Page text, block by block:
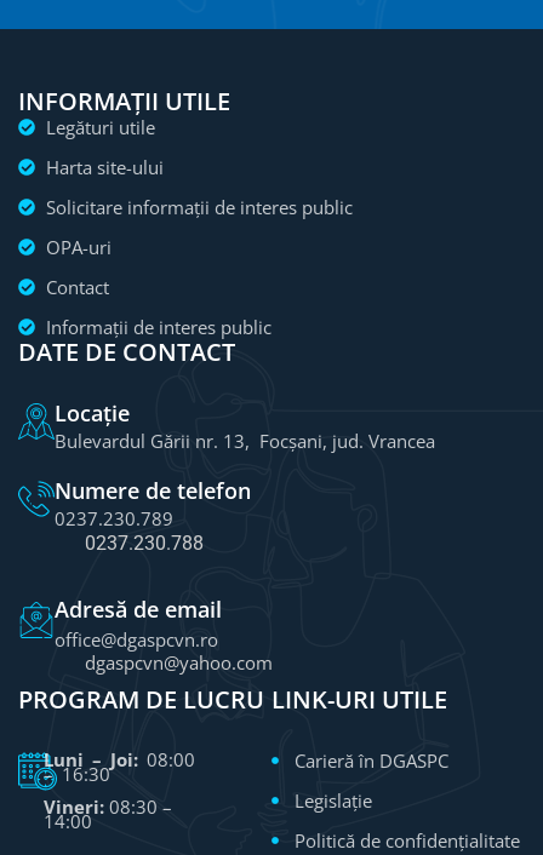
INFORMAȚII UTILE
Legături utile
Harta site-ului
Solicitare informații de interes public
OPA-uri
Contact
Informații de interes public
DATE DE CONTACT
Locație
Bulevardul Gării nr. 13, Focșani, jud. Vrancea
Numere de telefon
0237.230.789
0237.230.788
Adresă de email
office@dgaspcvn.ro
dgaspcvn@yahoo.com
PROGRAM DE LUCRU
Luni – Joi: 08:00
– 16:30
Vineri: 08:30 –
14:00
LINK-URI UTILE
Carieră în DGASPC
Legislație
Politică de confidențialitate